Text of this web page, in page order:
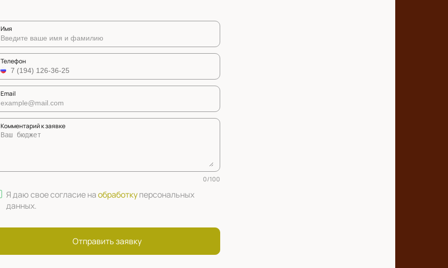
Имя
Телефон
Email
Комментарий к заявке
0/100
Я даю свое согласие наобработкуперсональных
данных.
Отправить заявку